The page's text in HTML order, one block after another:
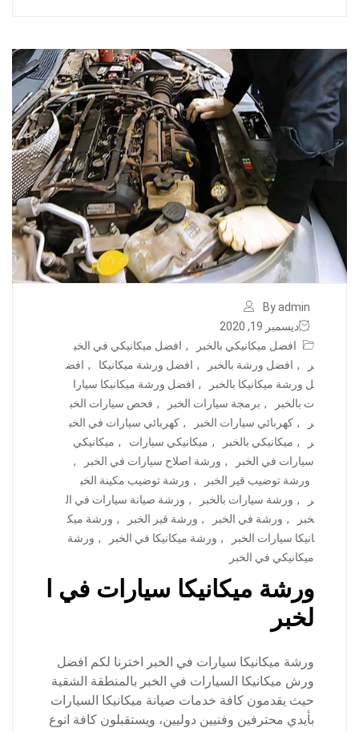
By admin
ديسمبر 19, 2020
افضل ميكانيكي بالخبر
, افضل ميكانيكي في الخب
ر
, افضل ورشة بالخبر , افضل ورشة ميكانيكا , افض
ل ورشة ميكانيكا بالخبر
, افضل ورشة ميكانيكا سيارا
ت بالخبر
, برمجة سيارات الخبر , فحص سيارات الخب
ر
, كهربائي سيارات الخبر , كهربائي سيارات في الخب
ر
, ميكانيكي بالخبر , ميكانيكي سيارات , ميكانيكي
سيارات في الخبر
, ورشة اصلاح سيارات في الخبر
,
ورشة توضيب قير الخبر
, ورشة توضيب مكينة الخب
ر
, ورشة سيارات بالخبر , ورشة صيانة سيارات في ال
خبر
, ورشة في الخبر , ورشة قير الخبر , ورشة ميك
انيكا سيارات الخبر
, ورشة ميكانيكا في الخبر , ورشة
ميكانيكي في الخبر
ورشة ميكانيكا سيارات في ا
لخبر
ورشة ميكانيكا سيارات في الخبر اخترنا لكم افضل
ورش ميكانيكا السيارات في الخبر بالمنطقة الشقية
حيث يقدمون كافة خدمات صيانة ميكانيكا السيارات
بأيدي محترفين وفنيين دوليين، ويستقبلون كافة انوع